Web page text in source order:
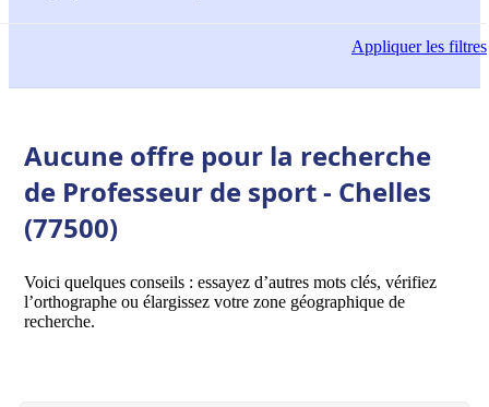
Appliquerles filtres
Aucune offre pour la recherche
de Professeur de sport - Chelles
(77500)
Voici quelques conseils : essayez d’autres mots clés, vérifiez
l’orthographe ou élargissez votre zone géographique de
recherche.